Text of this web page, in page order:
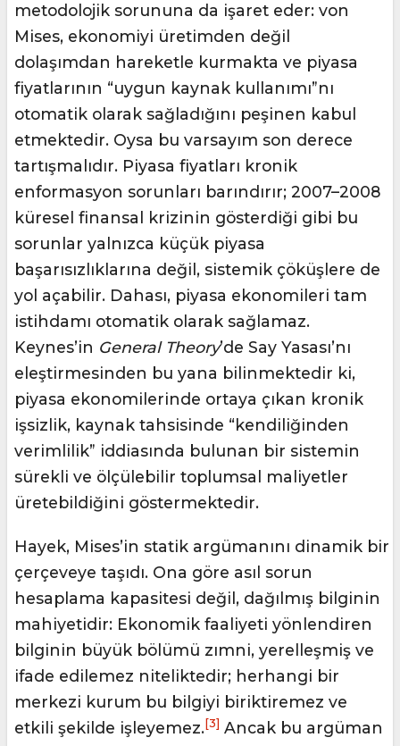
metodolojik sorununa da işaret eder: von
Mises, ekonomiyi üretimden değil
dolaşımdan hareketle kurmakta ve piyasa
fiyatlarının “uygun kaynak kullanımı”nı
otomatik olarak sağladığını peşinen kabul
etmektedir. Oysa bu varsayım son derece
tartışmalıdır. Piyasa fiyatları kronik
enformasyon sorunları barındırır; 2007–2008
küresel finansal krizinin gösterdiği gibi bu
sorunlar yalnızca küçük piyasa
başarısızlıklarına değil, sistemik çöküşlere de
yol açabilir. Dahası, piyasa ekonomileri tam
istihdamı otomatik olarak sağlamaz.
Keynes’in General Theory’de Say Yasası’nı
eleştirmesinden bu yana bilinmektedir ki,
piyasa ekonomilerinde ortaya çıkan kronik
işsizlik, kaynak tahsisinde “kendiliğinden
verimlilik” iddiasında bulunan bir sistemin
sürekli ve ölçülebilir toplumsal maliyetler
üretebildiğini göstermektedir.
Hayek, Mises’in statik argümanını dinamik bir
çerçeveye taşıdı. Ona göre asıl sorun
hesaplama kapasitesi değil, dağılmış bilginin
mahiyetidir: Ekonomik faaliyeti yönlendiren
bilginin büyük bölümü zımni, yerelleşmiş ve
ifade edilemez niteliktedir; herhangi bir
merkezi kurum bu bilgiyi biriktiremez ve
etkili şekilde işleyemez.[3] Ancak bu argüman